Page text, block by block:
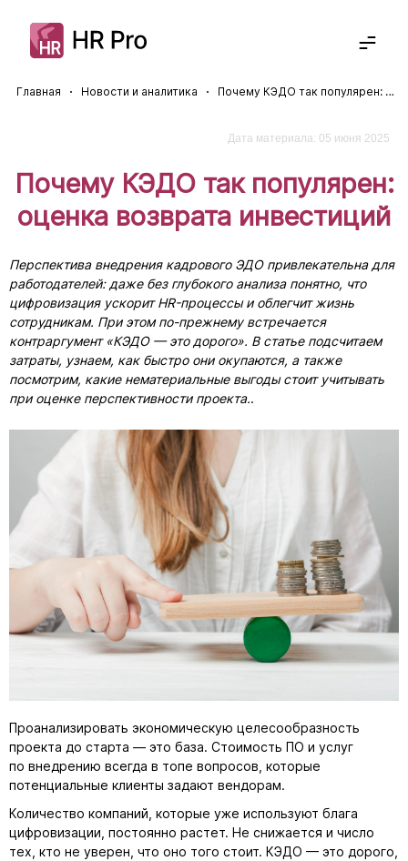
Решения
Командировки
Управление услугами
Управление обучением
Корпоративный портал
Архив кадровых документов
КЭДО для СМБ
Экспертиза
Новости
Вебинары
Статьи
Описания проектов
8-800-234-72-11
Получить консультацию
Главная Новости и аналитика Почему КЭДО так популярен: оценка возврата инвестиций
Дата материала: 05 июня 2025
Почему КЭДО так популярен:
оценка возврата инвестиций
Перспектива внедрения кадрового ЭДО привлекательна для
работодателей: даже без глубокого анализа понятно, что
цифровизация ускорит HR-процессы и облегчит жизнь
сотрудникам. При этом по-прежнему встречается
контраргумент «КЭДО — это дорого». В статье подсчитаем
затраты, узнаем, как быстро они окупаются, а также
посмотрим, какие нематериальные выгоды стоит учитывать
при оценке перспективности проекта..
Проанализировать экономическую целесообразность
проекта до старта — это база. Стоимость ПО и услуг
по внедрению всегда в топе вопросов, которые
потенциальные клиенты задают вендорам.
Количество компаний, которые уже используют блага
цифровизации, постоянно растет. Не снижается и число
тех, кто не уверен, что оно того стоит. КЭДО — это дорого,